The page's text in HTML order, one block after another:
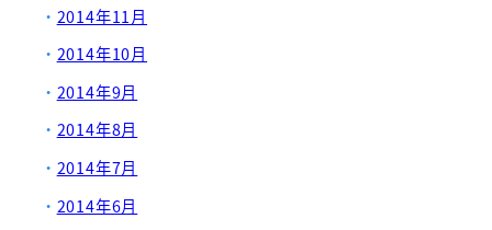
2014年11月
2014年10月
2014年9月
2014年8月
2014年7月
2014年6月